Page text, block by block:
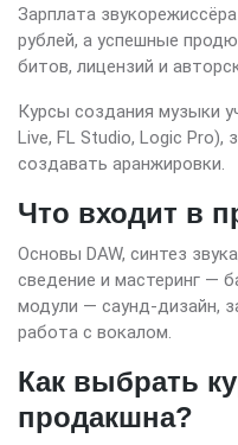
Зарплата
рублей, а успешные
битов, лицензий и
Курсы создания музыки
Live, FL Studio, Logic Pro),
создавать аранжировки.
Что входит в
Основы DAW, синтез
сведение и мастеринг —
модули — саунд-дизайн,
работа с вокалом.
Как выбрать
продакшна?